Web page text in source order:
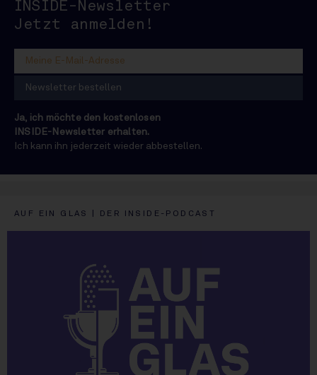
INSIDE
INSIDE-Newsletter
Jetzt anmelden!
Ja, ich möchte den kostenlosen
INSIDE-Newsletter erhalten.
Ich kann ihn jederzeit wieder abbestellen.
AUF EIN GLAS | DER INSIDE-PODCAST